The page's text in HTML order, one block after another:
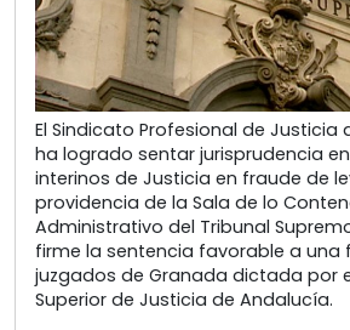
El Sindicato Profesional de Justicia
ha logrado sentar jurisprudencia
interinos de Justicia en fraude de
providencia de la Sala de lo
Administrativo del Tribunal
firme la sentencia favorable a una
juzgados de Granada dictada por
Superior de Justicia de Andalucía.